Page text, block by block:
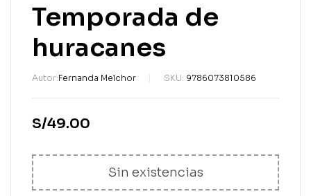
Temporada de
huracanes
Autor:Fernanda Melchor SKU: 9786073810586
S/49.00
Sin existencias